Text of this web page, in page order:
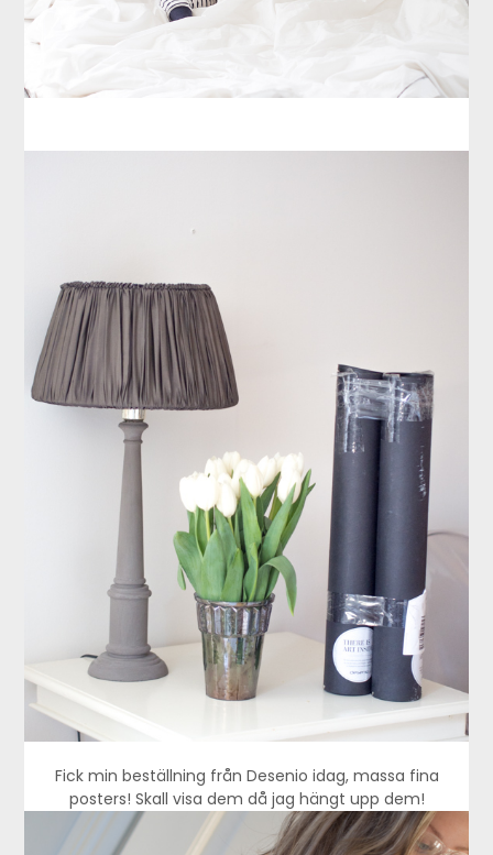
Fick min beställning från Desenio idag, massa fina
posters! Skall visa dem då jag hängt upp dem!